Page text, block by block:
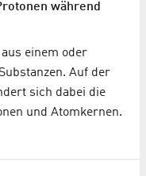
während
einem oder
Auf der
sich dabei die
und Atomkernen.